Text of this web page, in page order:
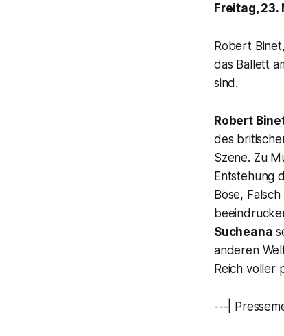
Freitag, 23.
Robert
das Ballett
sind.
Robert
des
Szene. Zu
Entstehung
Böse,
Sucheana
anderen
Reich voller
---|